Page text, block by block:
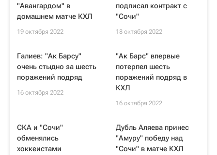
"Авангардом" в
домашнем матче КХЛ
19 октября 2022
подписал контракт с
"Сочи"
18 октября 2022
Галиев: "Ак Барсу"
очень стыдно за шесть
поражений подряд
16 октября 2022
"Ак Барс" впервые
потерпел шесть
поражений подряд в
КХЛ
16 октября 2022
СКА и "Сочи"
обменялись
хоккеистами
Дубль Аляева принес
"Амуру" победу над
"Сочи" в матче КХЛ